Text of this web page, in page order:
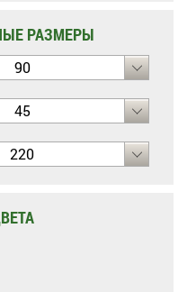
РАЗМЕРЫ
90
45
220